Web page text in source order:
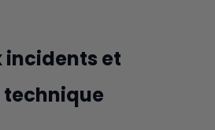
incidents et